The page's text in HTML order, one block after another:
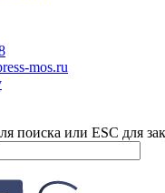
mos.ru
поиска или ESC для